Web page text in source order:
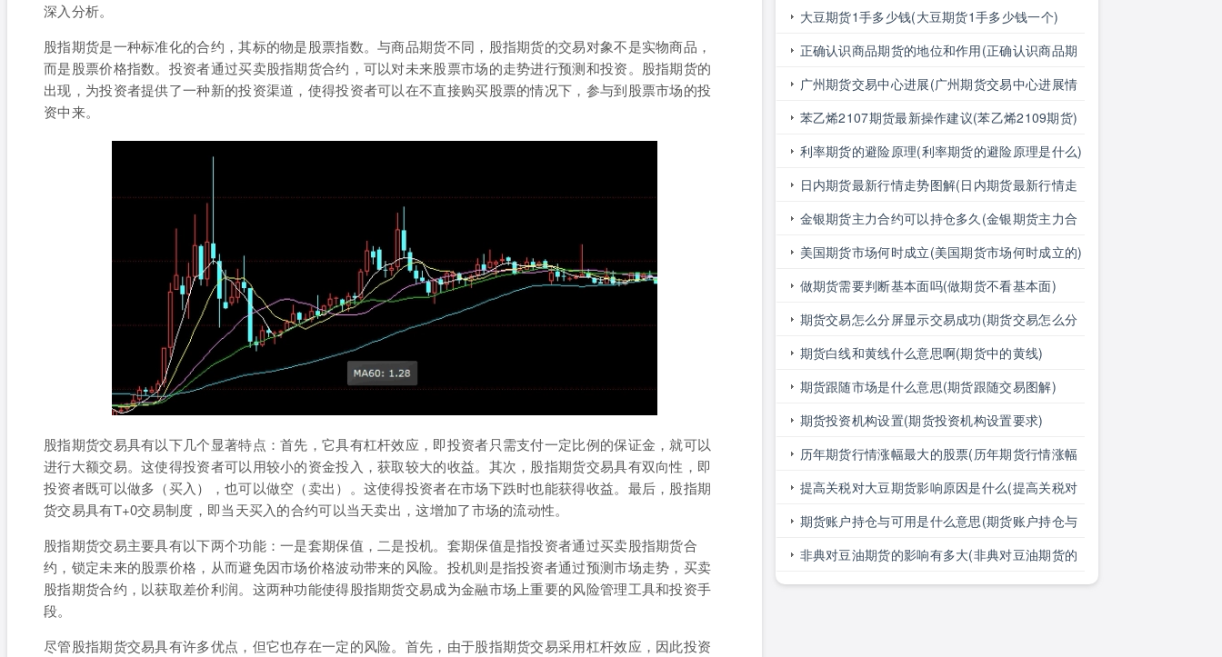
深入分析。
股指期货是一种标准化的合约，其标的物是股票指数。与商品期货不同，股指期货的交易对象不是实物商品，
而是股票价格指数。投资者通过买卖股指期货合约，可以对未来股票市场的走势进行预测和投资。股指期货的
出现，为投资者提供了一种新的投资渠道，使得投资者可以在不直接购买股票的情况下，参与到股票市场的投
资中来。
股指期货交易具有以下几个显著特点：首先，它具有杠杆效应，即投资者只需支付一定比例的保证金，就可以
进行大额交易。这使得投资者可以用较小的资金投入，获取较大的收益。其次，股指期货交易具有双向性，即
投资者既可以做多（买入），也可以做空（卖出）。这使得投资者在市场下跌时也能获得收益。最后，股指期
货交易具有T+0交易制度，即当天买入的合约可以当天卖出，这增加了市场的流动性。
股指期货交易主要具有以下两个功能：一是套期保值，二是投机。套期保值是指投资者通过买卖股指期货合
约，锁定未来的股票价格，从而避免因市场价格波动带来的风险。投机则是指投资者通过预测市场走势，买卖
股指期货合约，以获取差价利润。这两种功能使得股指期货交易成为金融市场上重要的风险管理工具和投资手
段。
尽管股指期货交易具有许多优点，但它也存在一定的风险。首先，由于股指期货交易采用杠杆效应，因此投资
大豆期货1手多少钱(大豆期货1手多少钱一个)
正确认识商品期货的地位和作用(正确认识商品期
货的地位和作用是什么)
广州期货交易中心进展(广州期货交易中心进展情
况)
苯乙烯2107期货最新操作建议(苯乙烯2109期货)
利率期货的避险原理(利率期货的避险原理是什么)
日内期货最新行情走势图解(日内期货最新行情走
势图解分析)
金银期货主力合约可以持仓多久(金银期货主力合
约可以持仓多久啊)
美国期货市场何时成立(美国期货市场何时成立的)
做期货需要判断基本面吗(做期货不看基本面)
期货交易怎么分屏显示交易成功(期货交易怎么分
屏显示交易成功了)
期货白线和黄线什么意思啊(期货中的黄线)
期货跟随市场是什么意思(期货跟随交易图解)
期货投资机构设置(期货投资机构设置要求)
历年期货行情涨幅最大的股票(历年期货行情涨幅
最大的股票有哪些)
提高关税对大豆期货影响原因是什么(提高关税对
大豆期货影响原因是什么意思)
期货账户持仓与可用是什么意思(期货账户持仓与
可用是什么意思区别)
非典对豆油期货的影响有多大(非典对豆油期货的
影响有多大了)